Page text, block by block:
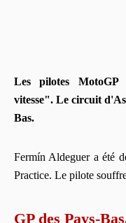
Les pilotes
vitesse". Le circuit
Bas.
Fermín Aldeguer a été
Practice. Le pilote
GP des Pays-